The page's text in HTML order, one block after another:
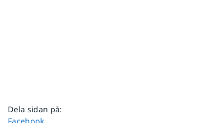
Dela sidan på:
Dela sidan på